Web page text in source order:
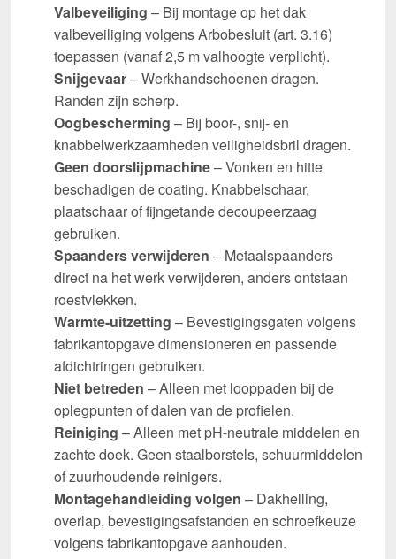
Valbeveiliging – Bij montage op het dak
valbeveiliging volgens Arbobesluit (art. 3.16)
toepassen (vanaf 2,5 m valhoogte verplicht).
Snijgevaar– Werkhandschoenen dragen.
Randen zijn scherp.
Oogbescherming – Bij boor-, snij- en
knabbelwerkzaamheden veiligheidsbril dragen.
Geen doorslijpmachine– Vonken en hitte
beschadigen de coating. Knabbelschaar,
plaatschaar of fijngetande decoupeerzaag
gebruiken.
Spaanders verwijderen – Metaalspaanders
direct na het werk verwijderen, anders ontstaan
roestvlekken.
Warmte-uitzetting – Bevestigingsgaten volgens
fabrikantopgave dimensioneren en passende
afdichtringen gebruiken.
Niet betreden – Alleen met looppaden bij de
oplegpunten of dalen van de profielen.
Reiniging – Alleen met pH-neutrale middelen en
zachte doek. Geen staalborstels, schuurmiddelen
of zuurhoudende reinigers.
Montagehandleiding volgen – Dakhelling,
overlap, bevestigingsafstanden en schroefkeuze
volgens fabrikantopgave aanhouden.